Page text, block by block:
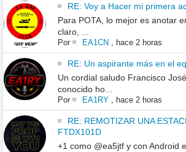
RE: Voy a Hacer mi primera
Para POTA, lo mejor es anotar
claro, ...
Por EA1CN, hace 2 horas
RE: Un aspirante más en el
Un cordial saludo Francisco
conocido ho...
Por EA1RY, hace 2 horas
RE: REMOTIZAR UNA
FTDX101D
+1 como @ea5jtf y con Android